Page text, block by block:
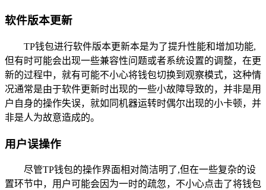
软件版本更新
TP钱包进行软件版本更新本是为了提升性能和增加功能,
但有时可能会出现一些兼容性问题或者系统设置的调整，在更
新的过程中，就有可能不小心将钱包切换到观察模式，这种情
况通常是由于软件更新时出现的一些小故障导致的，并非是用
户自身的操作失误，就如同机器运转时偶尔出现的小卡顿，并
非是人为故意造成的。
用户误操作
尽管TP钱包的操作界面相对简洁明了,但在一些复杂的设
置环节中，用户可能会因为一时的疏忽，不小心点击了将钱包